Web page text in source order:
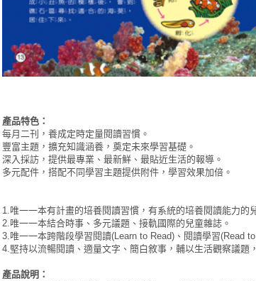
產品特色：
每月二刊，養成定時定量閱讀習慣。
豐富主題，擴充知識涵養，奠定未來學習基礎。
深入採訪，提供最專業、最新鮮、最貼近生活的報導。
多元配件，搭配不同學習主題提供附件，學習效果加倍。
1.唯一一本有計畫的培養閱讀習慣，有系統的培養閱讀能力的
2.唯一一本結合時事、多元議題、接軌國際的兒童雜誌。
3.唯一一本跨階段學習閱讀(Learn to Read)、閱讀學習(Read
4.堅持以流暢閱讀、適量文字、簡白敘事，輔以生活觀察議題
產品說明：